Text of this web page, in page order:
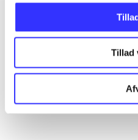
Tillad
Alle registrerede artikler